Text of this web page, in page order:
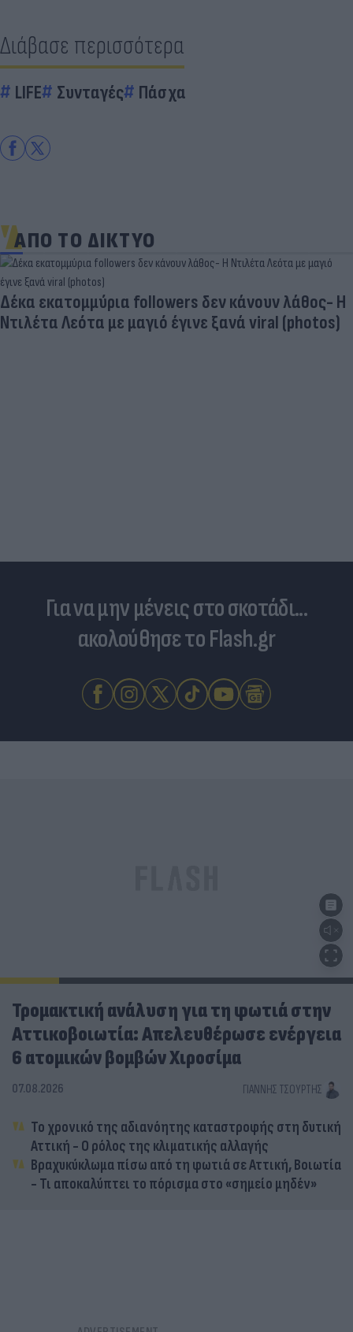
Διάβασε περισσότερα
LIFE Συνταγές Πάσχα
ΑΠΟ ΤΟ ΔΙΚΤΥΟ
Δέκα εκατομμύρια followers δεν κάνουν λάθος- Η
Ντιλέτα Λεότα με μαγιό έγινε ξανά viral (photos)
Για να μην μένεις στο σκοτάδι...
ακολούθησε το Flash.gr
Τρομακτική ανάλυση για τη φωτιά στην
Αττικοβοιωτία: Απελευθέρωσε ενέργεια
6 ατομικών βομβών Χιροσίμα
07.08.2026 ΓΙΆΝΝΗΣ ΤΣΟΎΡΤΗΣ
Το χρονικό της αδιανόητης καταστροφής στη δυτική
Αττική - Ο ρόλος της κλιματικής αλλαγής
Βραχυκύκλωμα πίσω από τη φωτιά σε Αττική, Βοιωτία
- Τι αποκαλύπτει το πόρισμα στο «σημείο μηδέν»